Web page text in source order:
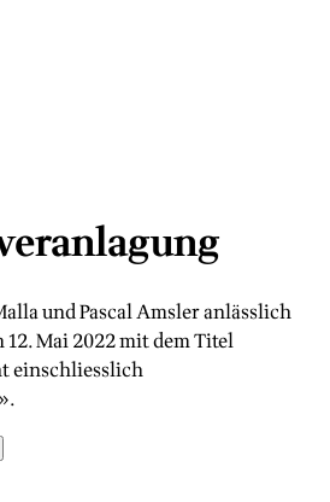
und Pascal Amsler anlässlich
12. Mai 2022 mit dem Titel
einschliesslich